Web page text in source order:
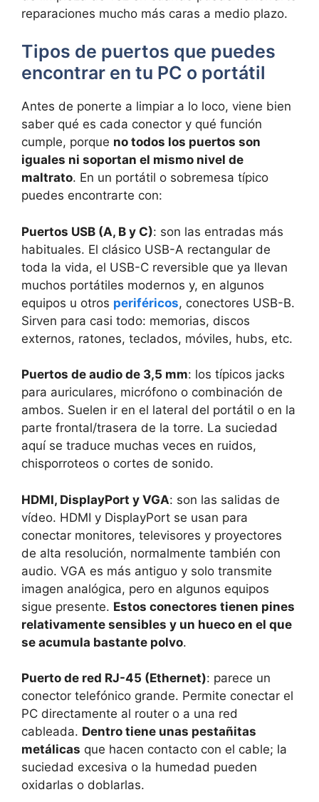
reparaciones mucho más caras a medio plazo.
Tipos de puertos que puedes
encontrar en tu PC o portátil
Antes de ponerte a limpiar a lo loco, viene bien
saber qué es cada conector y qué función
cumple, porque no todos los puertos son
iguales ni soportan el mismo nivel de
maltrato. En un portátil o sobremesa típico
puedes encontrarte con:
Puertos USB (A, B y C): son las entradas más
habituales. El clásico USB-A rectangular de
toda la vida, el USB-C reversible que ya llevan
muchos portátiles modernos y, en algunos
equipos u otros periféricos, conectores USB-B.
Sirven para casi todo: memorias, discos
externos, ratones, teclados, móviles, hubs, etc.
Puertos de audio de 3,5 mm: los típicos jacks
para auriculares, micrófono o combinación de
ambos. Suelen ir en el lateral del portátil o en la
parte frontal/trasera de la torre. La suciedad
aquí se traduce muchas veces en ruidos,
chisporroteos o cortes de sonido.
HDMI, DisplayPort y VGA: son las salidas de
vídeo. HDMI y DisplayPort se usan para
conectar monitores, televisores y proyectores
de alta resolución, normalmente también con
audio. VGA es más antiguo y solo transmite
imagen analógica, pero en algunos equipos
sigue presente. Estos conectores tienen pines
relativamente sensibles y un hueco en el que
se acumula bastante polvo.
Puerto de red RJ-45 (Ethernet): parece un
conector telefónico grande. Permite conectar el
PC directamente al router o a una red
cableada. Dentro tiene unas pestañitas
metálicas que hacen contacto con el cable; la
suciedad excesiva o la humedad pueden
oxidarlas o doblarlas.